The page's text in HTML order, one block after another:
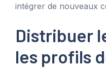
intégrer de nouveaux
Distribuer
les profils